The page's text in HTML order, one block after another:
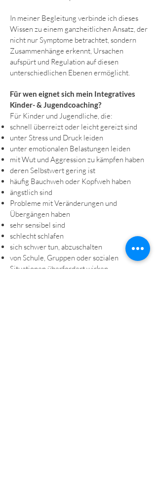
In meiner Begleitung verbinde ich dieses
Wissen zu einem ganzheitlichen Ansatz, der
nicht nur Symptome betrachtet, sondern
Zusammenhänge erkennt, Ursachen
aufspürt und Regulation auf diesen
unterschiedlichen Ebenen ermöglicht.
Für wen eignet sich mein Integratives
Kinder- & Jugendcoaching?
Für Kinder und Jugendliche, die:
schnell überreizt oder leicht gereizt sind
unter Stress und Druck leiden
unter emotionalen Belastungen leiden
mit Wut und Aggression zu kämpfen haben
deren Selbstwert gering ist
häufig Bauchweh oder Kopfweh haben
ängstlich sind
Probleme mit Veränderungen und
Übergängen haben
sehr sensibel sind
schlecht schlafen
sich schwer tun, abzuschalten
von Schule, Gruppen oder sozialen
Situationen überfordert wirken